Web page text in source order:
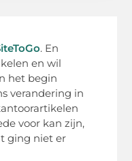
. En
en wil
het begin
verandering in
voor kan zijn,
ging niet er